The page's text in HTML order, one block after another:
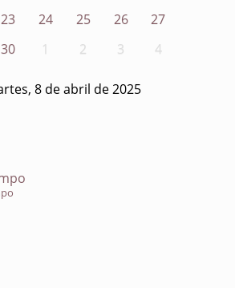
23 24 25 26
27
30 1 2 3 4
8 de abril de 2025